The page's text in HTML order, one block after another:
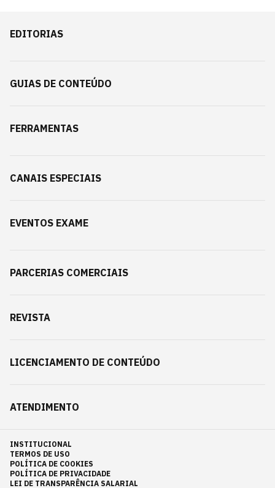
EDITORIAS
GUIAS DE CONTEÚDO
FERRAMENTAS
CANAIS ESPECIAIS
EVENTOS EXAME
PARCERIAS COMERCIAIS
REVISTA
LICENCIAMENTO DE CONTEÚDO
ATENDIMENTO
INSTITUCIONAL
TERMOS DE USO
POLÍTICA DE COOKIES
POLÍTICA DE PRIVACIDADE
LEI DE TRANSPARÊNCIA SALARIAL